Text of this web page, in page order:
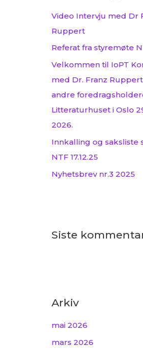
e
r
:
Video Intervju med Dr
Ruppert
Referat fra styremøte
Velkommen til IoPT
med Dr. Franz
andre
Litteraturhuset i Oslo
2026.
Innkalling og saksliste
NTF 17.12.25
Nyhetsbrev nr.3 2025
Siste
Arkiv
mai 2026
mars 2026